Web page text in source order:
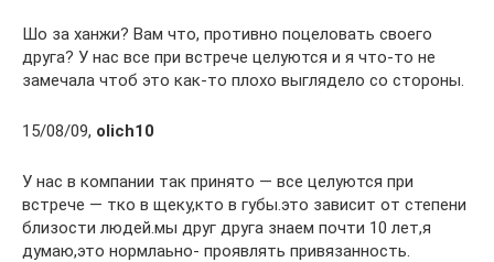
Шо за ханжи? Вам что, противно поцеловать своего
друга? У нас все при встрече целуются и я что-то не
замечала чтоб это как-то плохо выглядело со стороны.
15/08/09, olich10
У нас в компании так принято — все целуются при
встрече — тко в щеку,кто в губы.это зависит от степени
близости людей.мы друг друга знаем почти 10 лет,я
думаю,это нормлаьно- проявлять привязанность.